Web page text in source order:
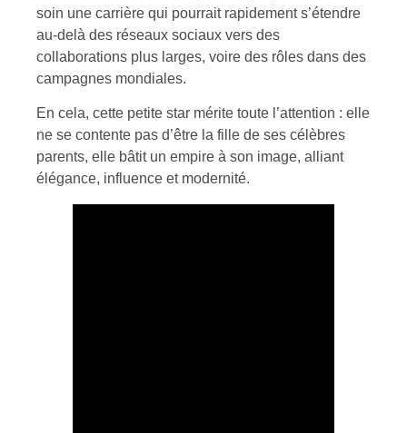
soin une carrière qui pourrait rapidement s’étendre
au-delà des réseaux sociaux vers des
collaborations plus larges, voire des rôles dans des
campagnes mondiales.
En cela, cette petite star mérite toute l’attention : elle
ne se contente pas d’être la fille de ses célèbres
parents, elle bâtit un empire à son image, alliant
élégance, influence et modernité.